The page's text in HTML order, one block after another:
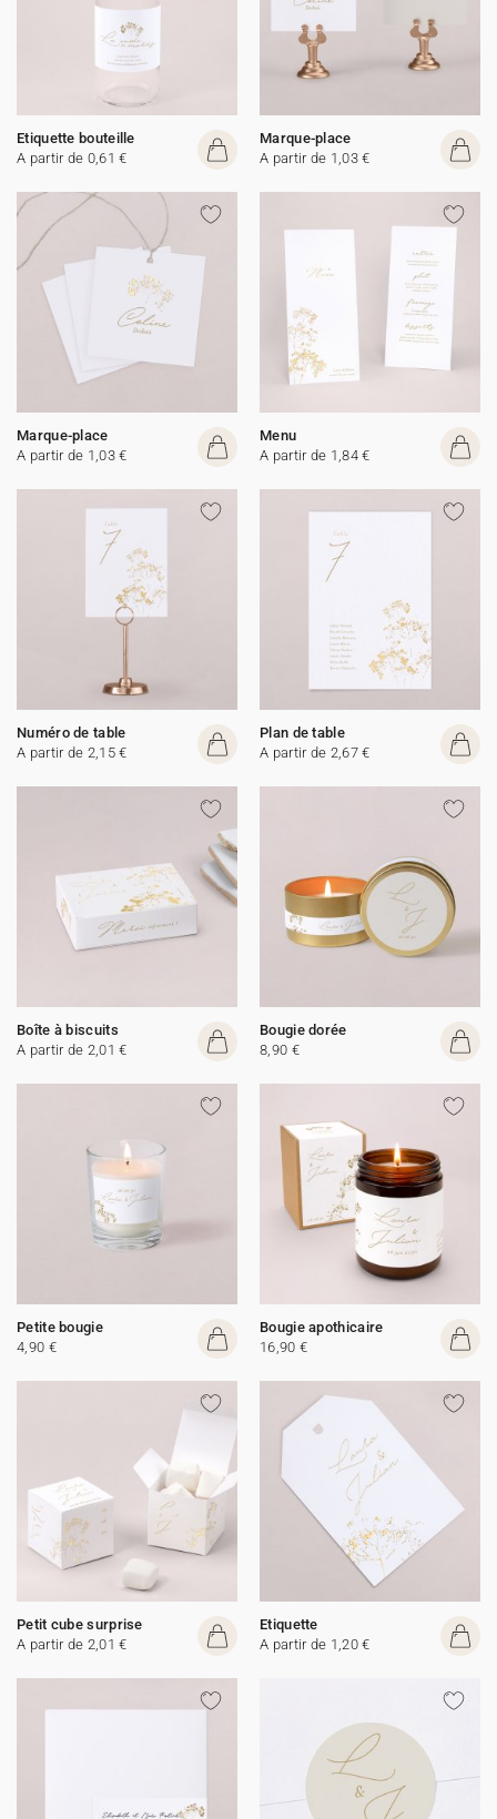
Etiquette bouteille
A partir de 0,61 €
Marque-place
A partir de 1,03 €
Marque-place
A partir de 1,03 €
Menu
A partir de 1,84 €
Numéro de table
A partir de 2,15 €
Plan de table
A partir de 2,67 €
Boîte à biscuits
A partir de 2,01 €
Bougie dorée
8,90 €
Petite bougie
4,90 €
Bougie apothicaire
16,90 €
Petit cube surprise
A partir de 2,01 €
Etiquette
A partir de 1,20 €